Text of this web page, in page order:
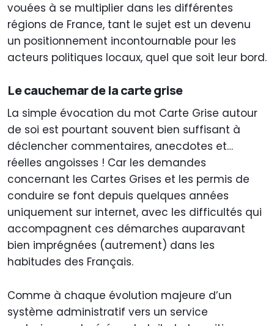
vouées à se multiplier dans les différentes
régions de France, tant le sujet est un devenu
un positionnement incontournable pour les
acteurs politiques locaux, quel que soit leur bord.
Le cauchemar de la carte grise
La simple évocation du mot Carte Grise autour
de soi est pourtant souvent bien suffisant à
déclencher commentaires, anecdotes et…
réelles angoisses ! Car les demandes
concernant les Cartes Grises et les permis de
conduire se font depuis quelques années
uniquement sur internet, avec les difficultés qui
accompagnent ces démarches auparavant
bien imprégnées (autrement) dans les
habitudes des Français.
Comme à chaque évolution majeure d’un
système administratif vers un service